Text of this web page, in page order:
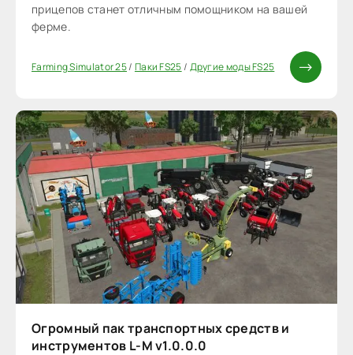
прицепов станет отличным помощником на вашей
ферме.
Farming Simulator 25/ Паки FS25/ Другие моды FS25
Огромный пак транспортных средств и
инструментов L-M v1.0.0.0